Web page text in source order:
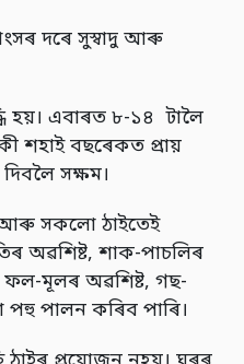
দৰে সুস্বাদু আৰু
হয়। এবাৰত ৮-১৪ টালৈ
শহাই বছৰেকত প্ৰায়
সক্ষম।
আৰু সকলো ঠাইতেই
অৱশিষ্ট, শাক-পাচলিৰ
ফল-মূলৰ অৱশিষ্ট, গছ-
পালন কৰিব পাৰি।